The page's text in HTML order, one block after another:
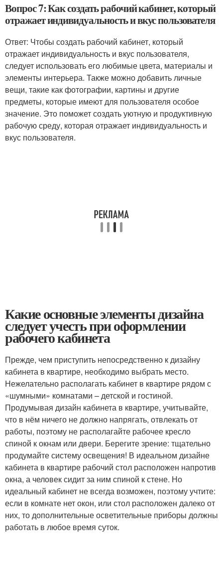
Вопрос 7: Как создать рабочий кабинет, который
отражает индивидуальность и вкус пользователя
Ответ: Чтобы создать рабочий кабинет, который
отражает индивидуальность и вкус пользователя,
следует использовать его любимые цвета, материалы и
элементы интерьера. Также можно добавить личные
вещи, такие как фотографии, картины и другие
предметы, которые имеют для пользователя особое
значение. Это поможет создать уютную и продуктивную
рабочую среду, которая отражает индивидуальность и
вкус пользователя.
Какие основные элементы дизайна
следует учесть при оформлении
рабочего кабинета
Прежде, чем приступить непосредственно к дизайну
кабинета в квартире, необходимо выбрать место.
Нежелательно располагать кабинет в квартире рядом с
«шумными» комнатами – детской и гостиной.
Продумывая дизайн кабинета в квартире, учитывайте,
что в нём ничего не должно напрягать, отвлекать от
работы, поэтому не располагайте рабочее кресло
спиной к окнам или двери. Берегите зрение: тщательно
продумайте систему освещения! В идеальном дизайне
кабинета в квартире рабочий стол расположен напротив
окна, а человек сидит за ним спиной к стене. Но
идеальный кабинет не всегда возможен, поэтому учтите:
если в комнате нет окон, или стол расположен далеко от
них, то дополнительные осветительные приборы должны
работать в любое время суток.